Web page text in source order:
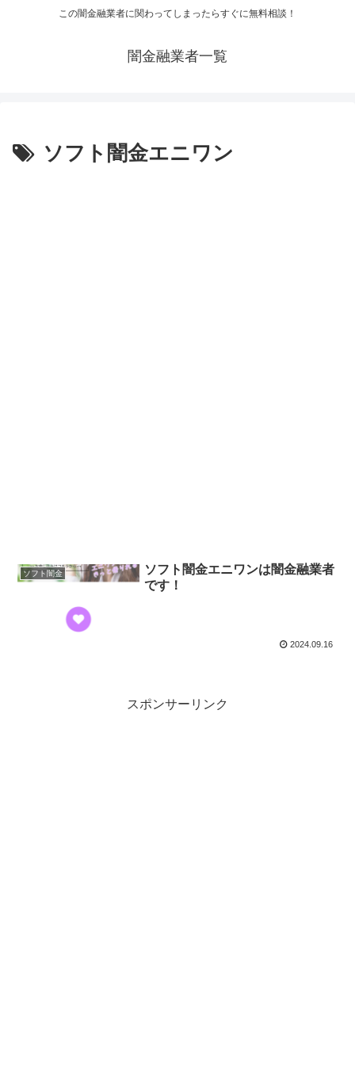
この闇金融業者に関わってしまったらすぐに無料相談！
闇金融業者一覧
ソフト闇金エニワン
ソフト闇金
ソフト闇金エニワンは闇金融業者
です！
2024.09.16
スポンサーリンク